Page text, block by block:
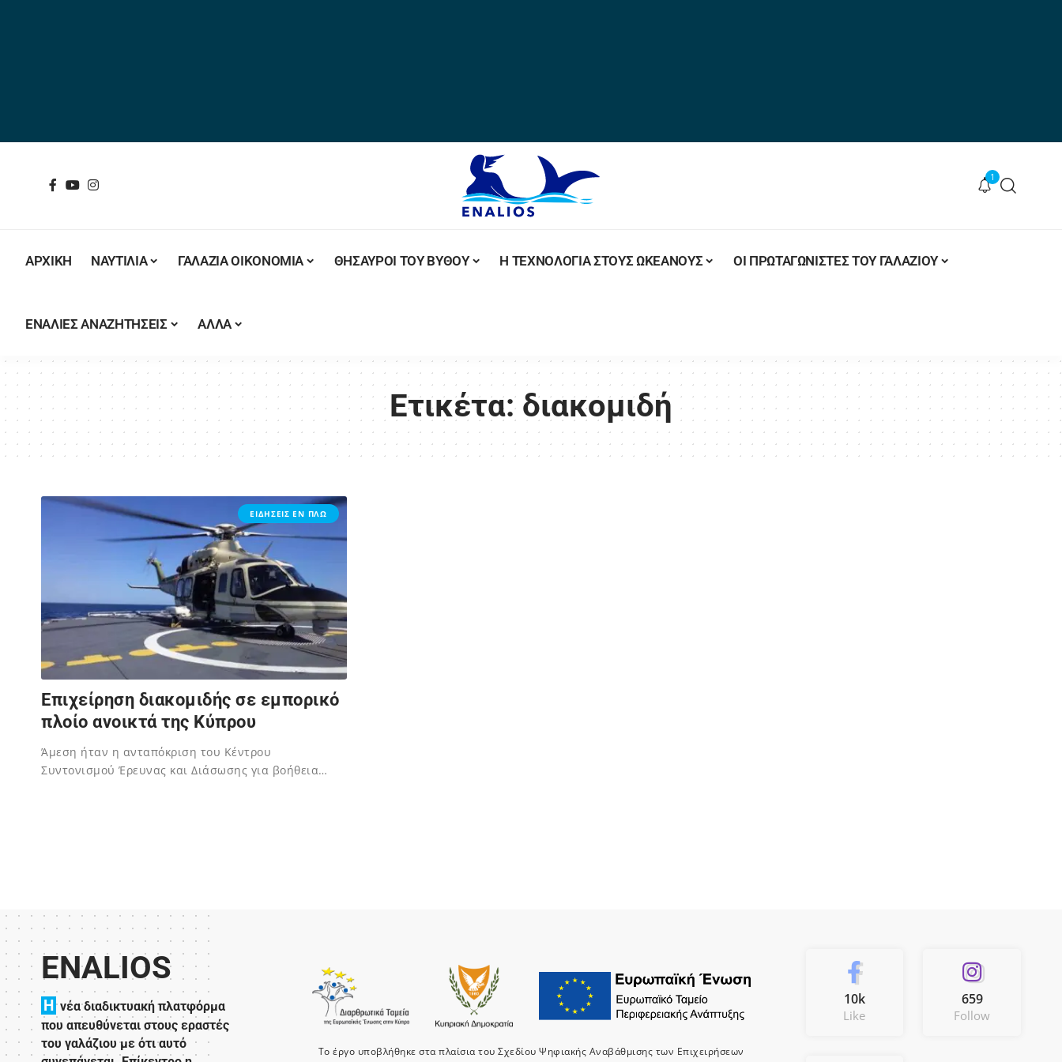
1
ΑΡΧΙΚΗ ΝΑΥΤΙΛΙΑ ΓΑΛΑΖΙΑ ΟΙΚΟΝΟΜΙΑ ΘΗΣΑΥΡΟΙ ΤΟΥ ΒΥΘΟΥ Η ΤΕΧΝΟΛΟΓΙΑ ΣΤΟΥΣ ΩΚΕΑΝΟΥΣ ΟΙ ΠΡΩΤΑΓΩΝΙΣΤΕΣ ΤΟΥ ΓΑΛΑΖΙΟΥ
ΕΝΑΛΙΕΣ ΑΝΑΖΗΤΗΣΕΙΣ ΑΛΛΑ
Ετικέτα:διακομιδή
ΕΙΔΗΣΕΙΣ ΕΝ ΠΛΩ
Επιχείρηση διακομιδής σε εμπορικό
πλοίο ανοικτά της Κύπρου
Άμεση ήταν η ανταπόκριση του Κέντρου
Συντονισμού Έρευνας και Διάσωσης για βοήθεια…
ENALIOS
H νέα διαδικτυακή πλατφόρμα
που απευθύνεται στους εραστές
του γαλάζιου με ότι αυτό
Το έργο υποβλήθηκε στα πλαίσια του Σχεδίου Ψηφιακής Αναβάθμισης των Επιχειρήσεων
10k
Like
659
Follow